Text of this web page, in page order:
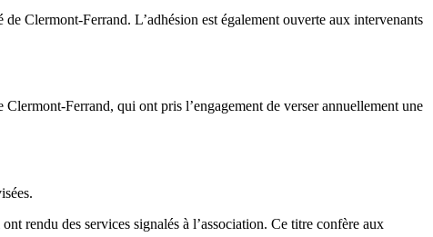
Clermont-Ferrand. L’adhésion est également ouverte aux intervenants
Ferrand, qui ont pris l’engagement de verser annuellement une
rendu des services signalés à l’association. Ce titre confère aux